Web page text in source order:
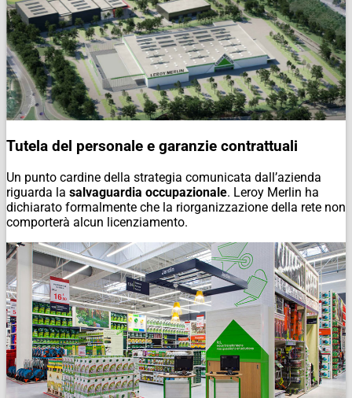
Tutela del personale e garanzie contrattuali
Un punto cardine della strategia comunicata dall’azienda
riguarda la salvaguardia occupazionale. Leroy Merlin ha
dichiarato formalmente che la riorganizzazione della rete non
comporterà alcun licenziamento.